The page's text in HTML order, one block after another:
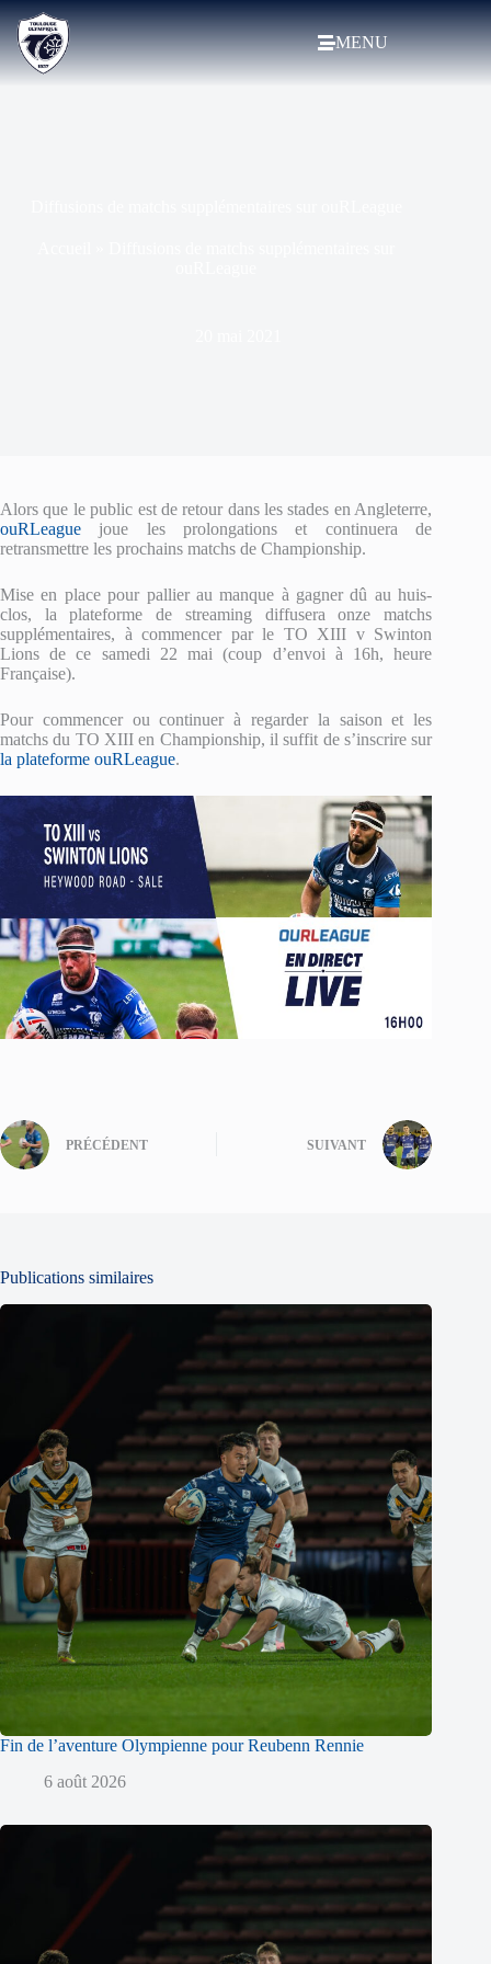
MENU
Alors que le public est de retour dans les stades en Angleterre,
ouRLeague joue les prolongations et continuera de
retransmettre les prochains matchs de Championship.
Mise en place pour pallier au manque à gagner dû au huis-
clos, la plateforme de streaming diffusera onze matchs
supplémentaires, à commencer par le TO XIII v Swinton
Lions de ce samedi 22 mai (coup d’envoi à 16h, heure
Française).
Pour commencer ou continuer à regarder la saison et les
matchs du TO XIII en Championship, il suffit de s’inscrire sur
la plateforme ouRLeague.
PRÉCÉDENT SUIVANT
Publications similaires
Fin de l’aventure Olympienne pour Reubenn Rennie
6 août 2026